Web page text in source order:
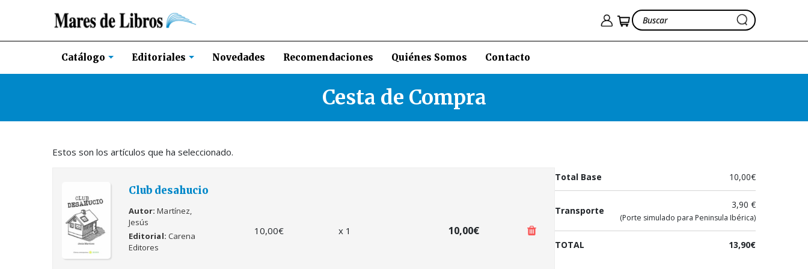
Club desahucio
Catálogo Editoriales Novedades Recomendaciones Quiénes Somos Contacto
Cesta de Compra
Estos son los artículos que ha seleccionado.
Club desahucio
Autor Martínez,
Jesús
Editorial Carena
Editores
10,00€ x 1 10,00€
Total Base 10,00€
Transporte
3,90 €
(Porte simulado para Peninsula Ibérica)
TOTAL 13,90€